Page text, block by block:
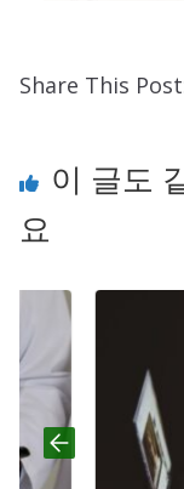
Share This
이 글도
요